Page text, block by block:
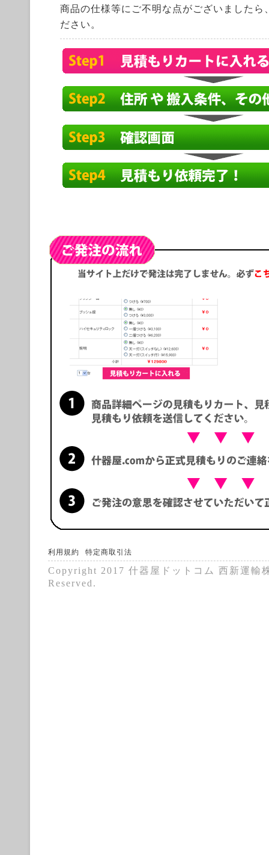
商品の仕様等にご不明な点がございましたら
ださい。
利用規約 特定商取引法
Copyright 2017 什器屋ドットコム 西新運輸
Reserved.